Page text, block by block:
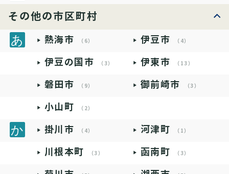
その他の市区町村
熱海市 （6） 伊豆市 （4）
伊豆の国市 （3） 伊東市 （13）
磐田市 （9） 御前崎市 （3）
小山町 （2）
掛川市 （4） 河津町 （1）
川根本町 （3） 函南町 （3）